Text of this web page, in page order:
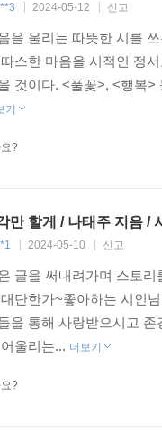
2부 “한 시절 시련을 이
아름다움”은 6부 “나
고 있기에 2부를 먼저
을 하나하나 찾아 읽는
지고 다시 만나는 그곳
2024-05-12 신고
을 울리는 따뜻한 시를
스한 마음을 시적인 정
것이다. <풀꽃>, <행복
기
?
만 할게 / 나태주 지음 /
2024-05-10 신고
글을 써내려가며 스토
단한가~좋아하는 시인
을 통해 사랑받으시고
울리는... 더보기
?